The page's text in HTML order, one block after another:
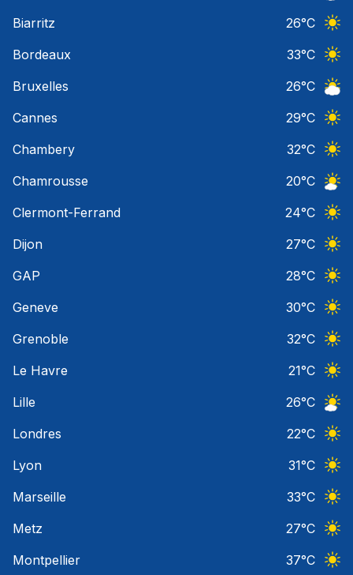
Biarritz
26°C
Bordeaux
33°C
Bruxelles
26°C
Cannes
29°C
Chambery
32°C
Chamrousse
20°C
Clermont-Ferrand
24°C
Dijon
27°C
GAP
28°C
Geneve
30°C
Grenoble
32°C
Le Havre
21°C
Lille
26°C
Londres
22°C
Lyon
31°C
Marseille
33°C
Metz
27°C
Montpellier
37°C